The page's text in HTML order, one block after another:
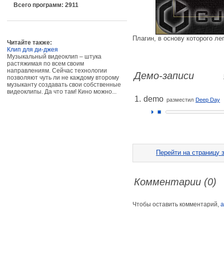
Всего программ: 2911
Читайте также:
Клип для ди-джея
Музыкальный видеоклип – штука
растяжимая по всем своим
направлениям. Сейчас технологии
позволяют чуть ли не каждому второму
музыканту создавать свои собственные
видеоклипы. Да что там! Кино можно...
Плагин, в основу которого
Демо-записи
1. demo разместил Deep Day
Перейти на страницу
Комментарии (0)
Чтобы оставить комментарий,